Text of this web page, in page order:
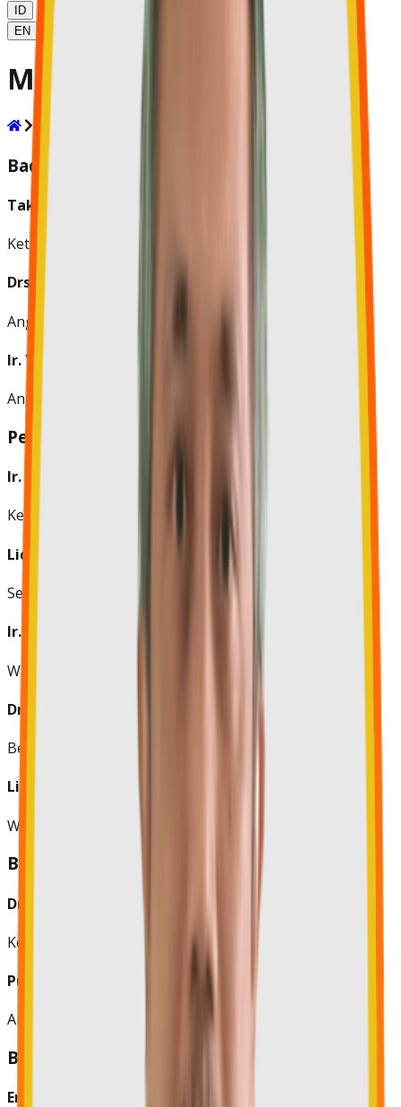
ID
EN
MPKW JAWA TIMUR
MPKW
Badan Pengawas MPK
Takim Andriono, Ph.D
Ketua
Drs. Bambang Sugijanto, M.Pd., MBA.
Anggota
Ir. Yamin Wirantono
Anggota
Pengurus Harian
Ir. Iskandar Adikoesoemo, MBA
Ketua
Lidia Setiorahardjo
Sekretaris
Ir. Widodo Adipranoto
Wakil Sekretaris
Dra. Ajoe Kartika Mastaka, M.M.
Bendahara
Liok Mei Ling, S.Th., M.M.
Wakil Bendahara
Bidang I: Pengembangan Pendidikan
Dr. Ir. Januar Heryanto, M.S., MBA.
Ketua Bidang
Purnawanti, S.Psi., M.M.
Anggota
Bidang II: Digitalisasi & Inovasi
Erlangga P. Dharma, S.E. M.Sc.